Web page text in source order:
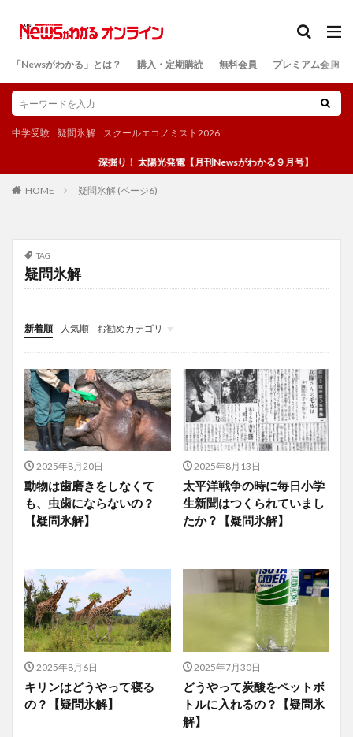
「Newsがわかる」とは？ 購入・定期購読 無料会員 プレミアム会員
中学受験 疑問氷解 スクールエコノミスト2026
深掘り！ 太陽光発電【月刊Newsがわかる９月号】
HOME 疑問氷解 (ページ6)
TAG
疑問氷解
新着順 人気順
お勧めカテゴリ
投稿
学び
マンガ
電子書籍
2025年8月20日
動物は歯磨きをしなくて
も、虫歯にならないの？
【疑問氷解】
2025年8月13日
太平洋戦争の時に毎日小学
生新聞はつくられていまし
たか？【疑問氷解】
2025年8月6日
キリンはどうやって寝る
の？【疑問氷解】
2025年7月30日
どうやって炭酸をペットボ
トルに入れるの？【疑問氷
解】
検索